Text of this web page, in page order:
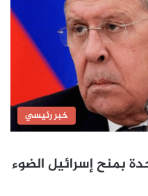
خبر رئيسي
بمنح إسرائيل الضوء